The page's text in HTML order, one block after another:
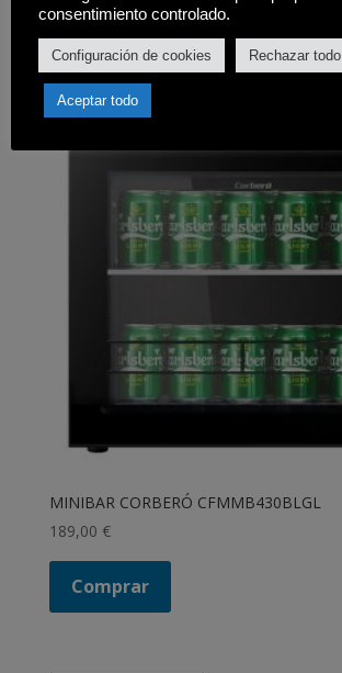
Comprar
MINIBAR CORBERÓ CFMMB430BLGL
189,00 €
Comprar
consentimiento controlado.
Configuración de cookies Rechazar todo
Aceptar todo